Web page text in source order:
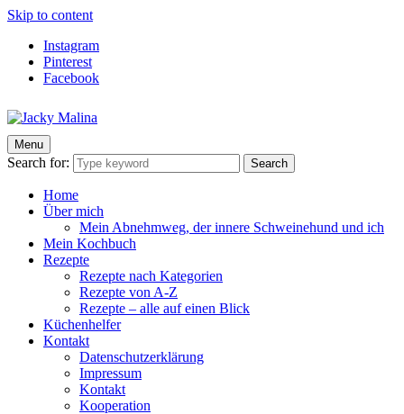
Skip to content
Instagram
Pinterest
Facebook
Jacky Malina
Der Food Blog mit einfachen und schnellen Rezepten
Menu
Search for: Search
Home
Über mich
Mein Abnehmweg, der innere Schweinehund und ich
Mein Kochbuch
Rezepte
Rezepte nach Kategorien
Rezepte von A-Z
Rezepte – alle auf einen Blick
Küchenhelfer
Kontakt
Datenschutzerklärung
Impressum
Kontakt
Kooperation